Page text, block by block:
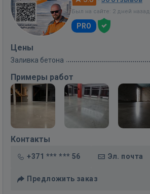
Был на сайте: 2 дней назад
PRO
Цены
Заливка бетона
Примеры работ
Контакты
+371 *** *** 56 Эл. почта
Предложить заказ